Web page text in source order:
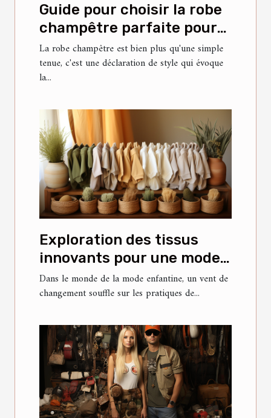
Guide pour choisir la robe
champêtre parfaite pour
chaque occasion
La robe champêtre est bien plus qu'une simple
tenue, c'est une déclaration de style qui évoque
la...
Exploration des tissus
innovants pour une mode
bébé éco-responsable
Dans le monde de la mode enfantine, un vent de
changement souffle sur les pratiques de...